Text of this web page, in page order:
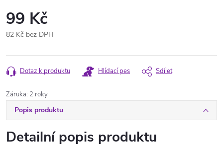
99 Kč
82 Kč bez DPH
cena:
Dotaz k produktu Hlídací pes Sdílet
Záruka: 2 roky
Popis produktu
Detailní popis produktu